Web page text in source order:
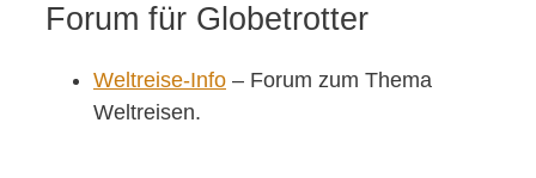
Forum für Globetrotter
Weltreise-Info – Forum zum Thema
Weltreisen.